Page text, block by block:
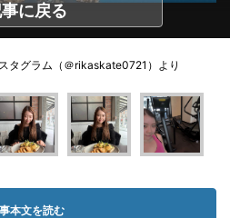
に戻る
タグラム（＠rikaskate0721）より
本文を読む